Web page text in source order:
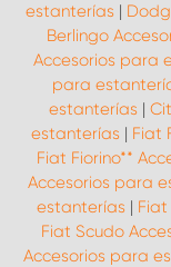
estanterías |
Berlingo
Accesorios para
para
estanterías |
estanterías | Fiat
Fiat Fiorino**
Accesorios para
estanterías |
Fiat Scudo
Accesorios para